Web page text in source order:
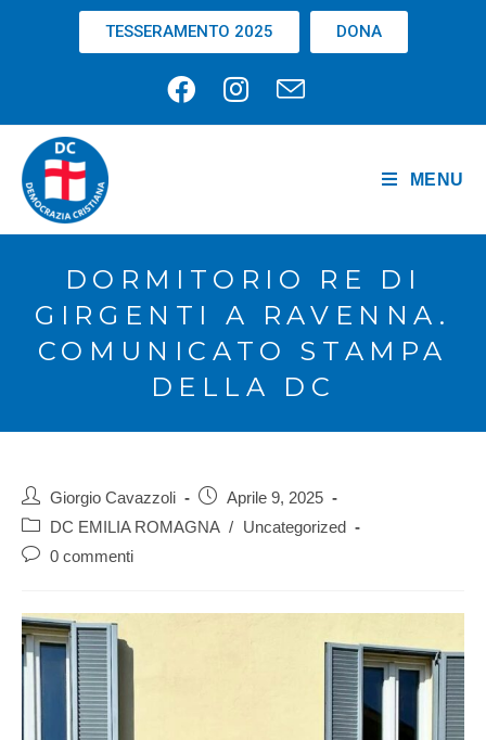
TESSERAMENTO 2025 DONA
MENU
DORMITORIO RE DI
GIRGENTI A RAVENNA.
COMUNICATO STAMPA
DELLA DC
Giorgio Cavazzoli
Aprile 9, 2025
DC EMILIA ROMAGNA /
Uncategorized
0 commenti